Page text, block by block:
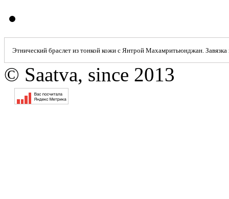
Этнический браслет из тонкой кожи с Янтрой Махамритьюнджан.
© Saatva, since 2013